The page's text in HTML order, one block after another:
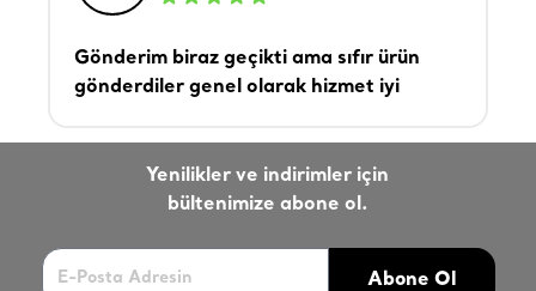
Gönderim biraz geçikti ama sıfır ürün
gönderdiler genel olarak hizmet iyi
Yenilikler ve indirimler için
bültenimize abone ol.
Abone Ol